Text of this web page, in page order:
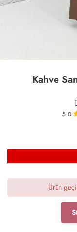
Kahve
5.0
Ürün